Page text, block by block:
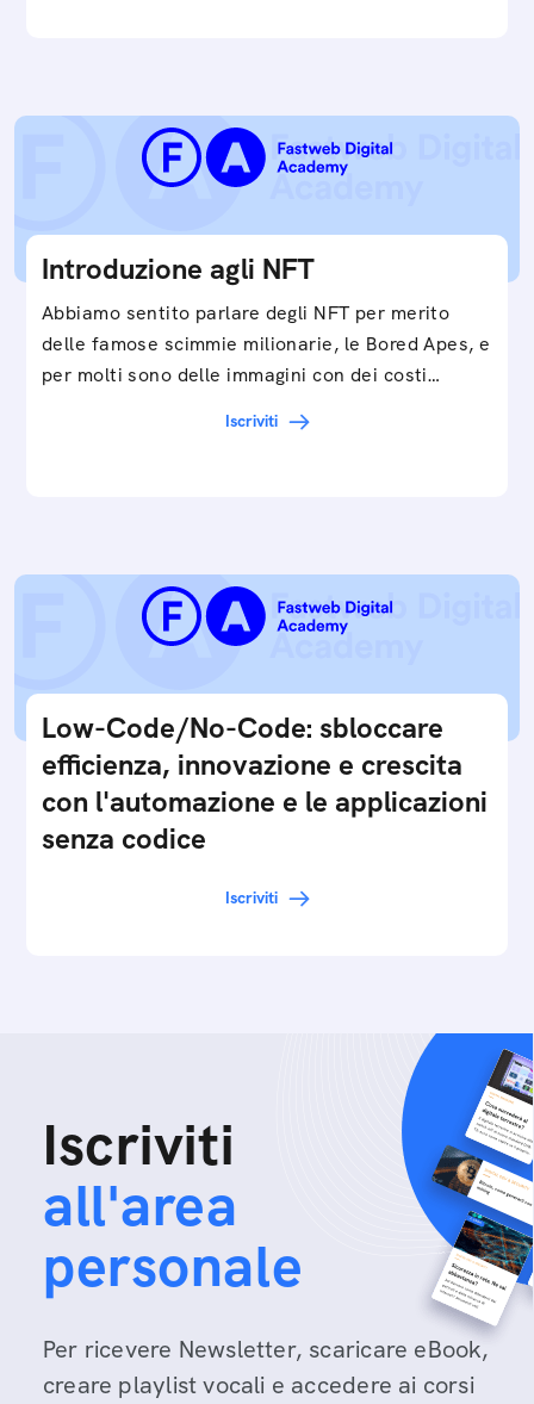
Introduzione agli NFT
Abbiamo sentito parlare degli NFT per merito
delle famose scimmie milionarie, le Bored Apes, e
per molti sono delle immagini con dei costi…
Iscriviti
Low-Code/No-Code: sbloccare
efficienza, innovazione e crescita
con l'automazione e le applicazioni
senza codice
Iscriviti
Iscriviti
all'area
personale
Per ricevere Newsletter, scaricare eBook,
creare playlist vocali e accedere ai corsi